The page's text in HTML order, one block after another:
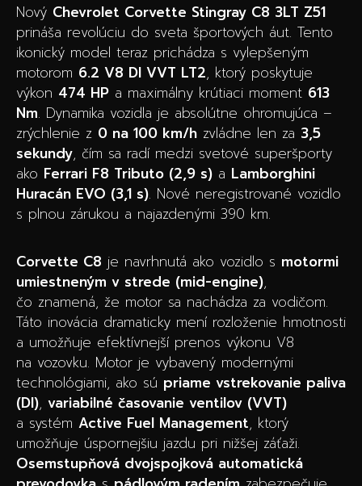
Nový Chevrolet Corvette Stingray C8 3LT Z51
prináša revolúciu do sveta športových áut. Tento
ikonický model teraz prichádza s vylepšeným
motorom 6.2 V8 DI VVT LT2, ktorý poskytuje
výkon 474 HP a maximálny krútiaci moment 613
Nm. Dynamika vozidla je absolútne ohromujúca –
zrýchlenie z 0 na 100 km/h zvládne len za 3,5
sekundy, čím sa radí medzi svetové superšporty
ako Ferrari F8 Tributo (2,9 s) a Lamborghini
Huracán EVO (3,1 s). Nové neregistrované vozidlo
s plnou zárukou a najazdenými 390 km.
Corvette C8 je navrhnutá ako vozidlo s motormi
umiestneným v strede (mid-engine),
čo znamená, že motor sa nachádza za vodičom.
Táto inovácia dramaticky mení rozloženie hmotnosti
a umožňuje efektívnejší prenos výkonu V8
na vozovku. Motor je vybavený modernými
technológiami, ako sú priame vstrekovanie paliva
(DI), variabilné časovanie ventilov (VVT)
a systém Active Fuel Management, ktorý
umožňuje úspornejšiu jazdu pri nižšej záťaži.
Osemstupňová dvojspojková automatická